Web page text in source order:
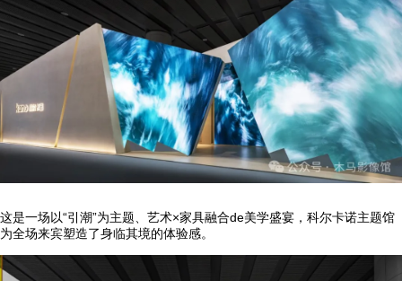
这是一场以“引潮”为主题、艺术×家具融合de美学盛宴，科尔卡诺主题馆
为全场来宾塑造了身临其境的体验感。